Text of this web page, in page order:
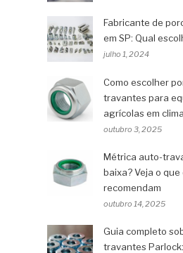
Fabricante de
em SP: Qual
julho 1, 2024
Como escolher
travantes para
agrícolas em
outubro 3, 2025
Métrica auto-
baixa? Veja o
recomendam
outubro 14, 2025
Guia completo
travantes